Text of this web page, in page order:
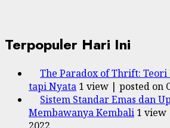
Terpopuler Hari Ini
The Paradox of Thrift:
tapi Nyata 1 view | posted on
Sistem Standar Emas dan
Membawanya Kembali 1 view